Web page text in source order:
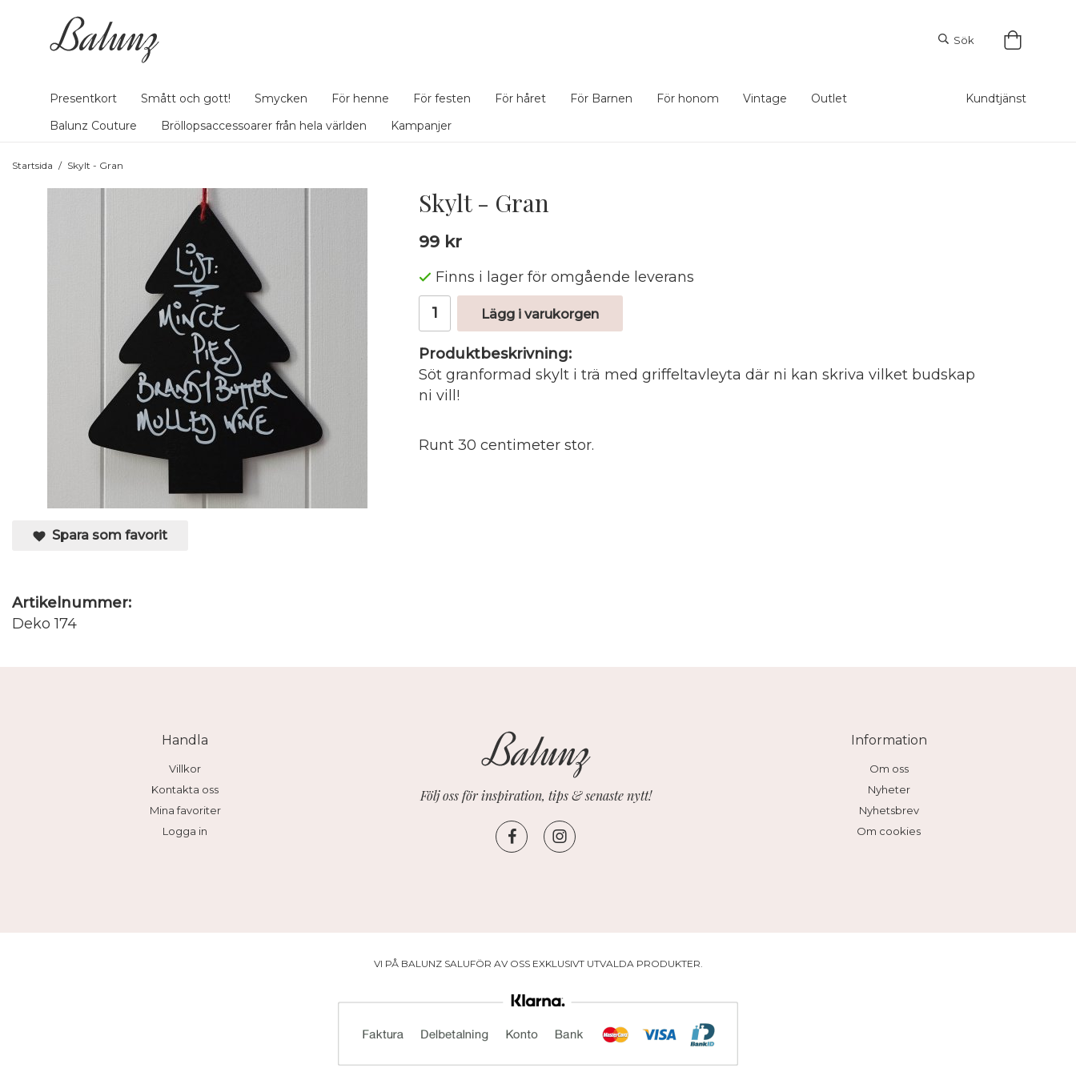
Sök
Presentkort Smått och gott! Smycken För henne För festen För håret För Barnen För honom Vintage
Outlet
Balunz Couture
Bröllopsaccessoarer från hela världen Kampanjer
Kundtjänst
Startsida / Skylt - Gran
Skylt - Gran
99 kr
Finns i lager för omgående leverans
Lägg i varukorgen
Produktbeskrivning:
Söt granformad skylt i trä med griffeltavleyta där ni kan skriva vilket budskap
ni vill!
Runt 30 centimeter stor.
Spara som favorit
Artikelnummer:
Deko 174
Handla
Villkor
Kontakta oss
Mina favoriter
Logga in
Följ oss för inspiration, tips & senaste nytt!
Information
Om oss
Nyheter
Nyhetsbrev
Om cookies
VI PÅ BALUNZ SALUFÖR AV OSS EXKLUSIVT UTVALDA PRODUKTER.